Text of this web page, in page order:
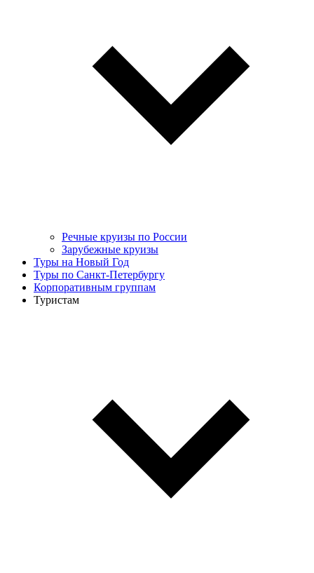
Речные круизы по России
Зарубежные круизы
Туры на Новый Год
Туры по Санкт-Петербургу
Корпоративным группам
Туристам